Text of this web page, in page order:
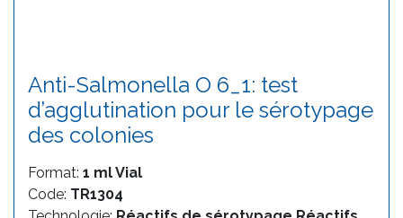
Anti-Salmonella O 6_1: test
d’agglutination pour le sérotypage
des colonies
Format: 1 ml Vial
Code: TR1304